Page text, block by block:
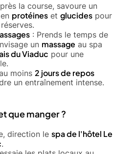
la course, savoure un
protéines et glucides pour
: Prends le temps de
un massage au spa
du Viaduc pour une
moins 2 jours de repos
un entraînement intense.
que manger ?
direction le spa de l'hôtel Le
.